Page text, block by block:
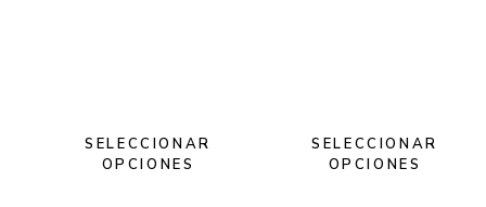
SELECCIONAR
OPCIONES
SELECCIONAR
OPCIONES